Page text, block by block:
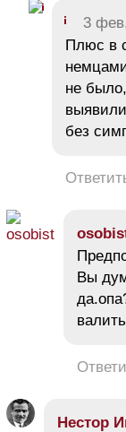
3
Плюс в
не
без
Вы
Нестор